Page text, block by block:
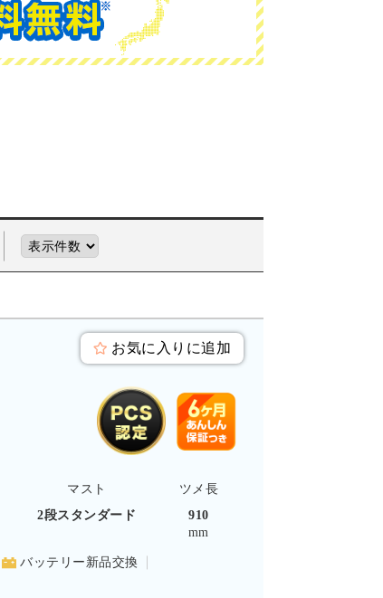
お気に入りに追加
マスト
ツメ長
2段スタンダード
910
mm
バッテリー新品交換